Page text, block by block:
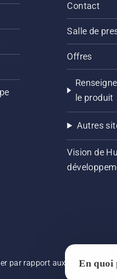
Contact
Salle de
Offres
le produit
Autres
Vision de
par rapport aux images,
En quoi